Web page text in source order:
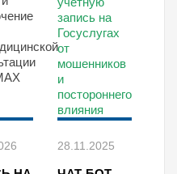
запись на
Госуслугах
от
мошенников
и
постороннего
влияния
28.11.2025